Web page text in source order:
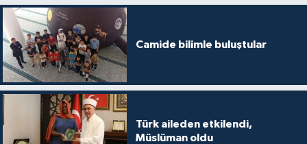
Camide bilimle buluştular
Türk aileden etkilendi,
Müslüman oldu
Çankırı Müftülüğü
Çorum Müftülüğü
Denizli Müftülüğü
Diyarbakır Müftülüğü
Bilim, Teknoloji
Biyografiler
Diyanet TV
İhtida Haberleri